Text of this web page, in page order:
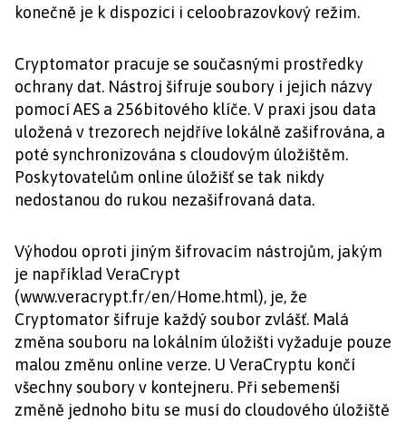
konečně je k dispozici i celoobrazovkový režim.
Cryptomator pracuje se současnými prostředky
ochrany dat. Nástroj šifruje soubory i jejich názvy
pomocí AES a 256bitového klíče. V praxi jsou data
uložená v trezorech nejdříve lokálně zašifrována, a
poté synchronizována s cloudovým úložištěm.
Poskytovatelům online úložišť se tak nikdy
nedostanou do rukou nezašifrovaná data.
Výhodou oproti jiným šifrovacím nástrojům, jakým
je například VeraCrypt
(www.veracrypt.fr/en/Home.html), je, že
Cryptomator šifruje každý soubor zvlášť. Malá
změna souboru na lokálním úložišti vyžaduje pouze
malou změnu online verze. U VeraCryptu končí
všechny soubory v kontejneru. Při sebemenší
změně jednoho bitu se musí do cloudového úložiště